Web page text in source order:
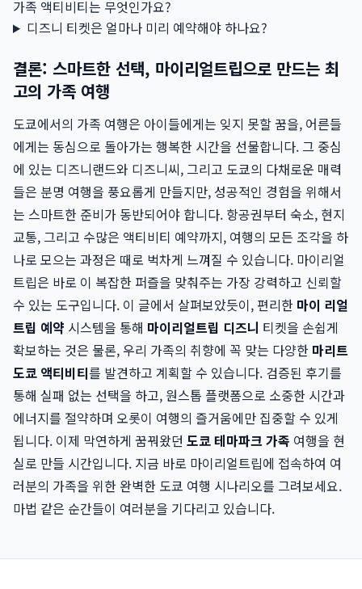
가족 액티비티는 무엇인가요?
디즈니 티켓은 얼마나 미리 예약해야 하나요?
결론: 스마트한 선택, 마이리얼트립으로 만드는 최
고의 가족 여행
도쿄에서의 가족 여행은 아이들에게는 잊지 못할 꿈을, 어른들
에게는 동심으로 돌아가는 행복한 시간을 선물합니다. 그 중심
에 있는 디즈니랜드와 디즈니씨, 그리고 도쿄의 다채로운 매력
들은 분명 여행을 풍요롭게 만들지만, 성공적인 경험을 위해서
는 스마트한 준비가 동반되어야 합니다. 항공권부터 숙소, 현지
교통, 그리고 수많은 액티비티 예약까지, 여행의 모든 조각을 하
나로 모으는 과정은 때로 벅차게 느껴질 수 있습니다. 마이리얼
트립은 바로 이 복잡한 퍼즐을 맞춰주는 가장 강력하고 신뢰할
수 있는 도구입니다. 이 글에서 살펴보았듯이, 편리한 마이 리얼
트립 예약 시스템을 통해 마이리얼트립 디즈니 티켓을 손쉽게
확보하는 것은 물론, 우리 가족의 취향에 꼭 맞는 다양한 마리트
도쿄 액티비티를 발견하고 계획할 수 있습니다. 검증된 후기를
통해 실패 없는 선택을 하고, 원스톱 플랫폼으로 소중한 시간과
에너지를 절약하며 오롯이 여행의 즐거움에만 집중할 수 있게
됩니다. 이제 막연하게 꿈꿔왔던 도쿄 테마파크 가족 여행을 현
실로 만들 시간입니다. 지금 바로 마이리얼트립에 접속하여 여
러분의 가족을 위한 완벽한 도쿄 여행 시나리오를 그려보세요.
마법 같은 순간들이 여러분을 기다리고 있습니다.